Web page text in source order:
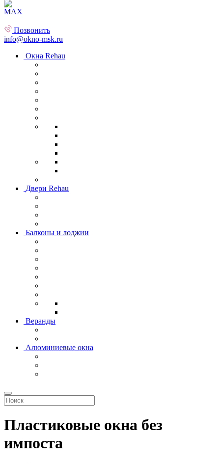
Позвонить
info@okno-msk.ru
Окна Rehau
Двери Rehau
Балконы и лоджии
Веранды
Алюминиевые окна
Пластиковые окна без
импоста